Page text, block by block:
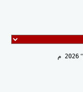
2026 م